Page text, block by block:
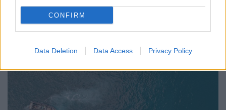
CONFIRM
Data Deletion Data Access Privacy Policy